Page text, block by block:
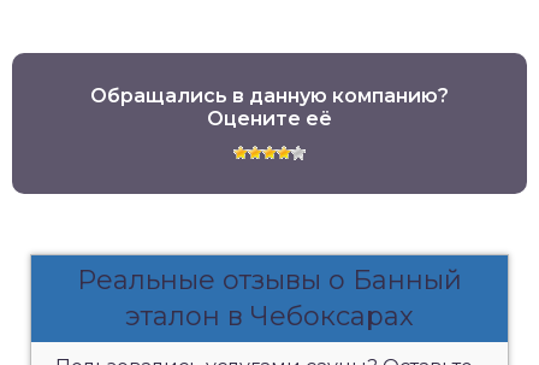
Обращались в данную компанию?
Оцените её
Реальные отзывы о Банный
эталон в Чебоксарах